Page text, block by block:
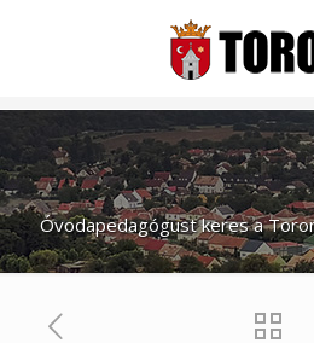
Óvodapedagógust keres a